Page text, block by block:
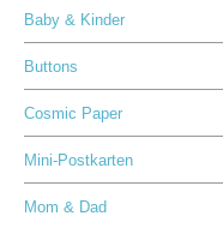
Baby & Kinder
Buttons
Cosmic Paper
Mini-Postkarten
Mom & Dad